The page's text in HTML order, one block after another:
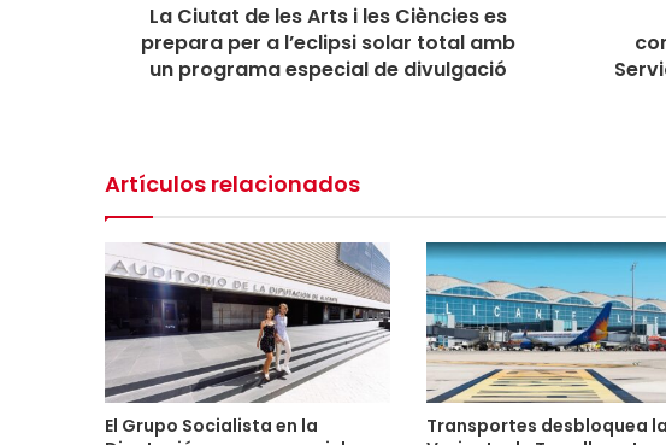
La Ciutat de les Arts i les Ciències es
prepara per a l’eclipsi solar total amb
un programa especial de divulgació
Artículos relacionados
El Grupo Socialista en la
Transportes desbloquea la